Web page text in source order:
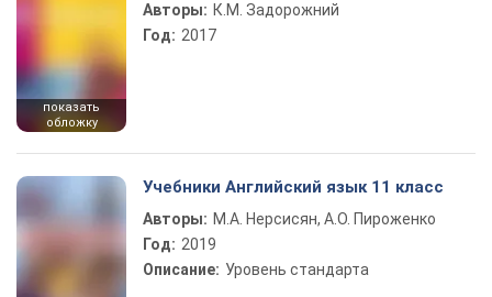
показать
обложку
Авторы: К.М. Задорожний
Год: 2017
Учебники Английский язык 11 класс
Авторы: М.А. Нерсисян, А.О. Пироженко
Год: 2019
Описание: Уровень стандарта